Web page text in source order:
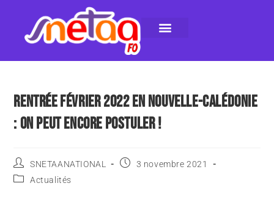
RENTRÉE FÉVRIER 2022 EN NOUVELLE-CALÉDONIE
: ON PEUT ENCORE POSTULER !
SNETAANATIONAL
3 novembre 2021
Actualités